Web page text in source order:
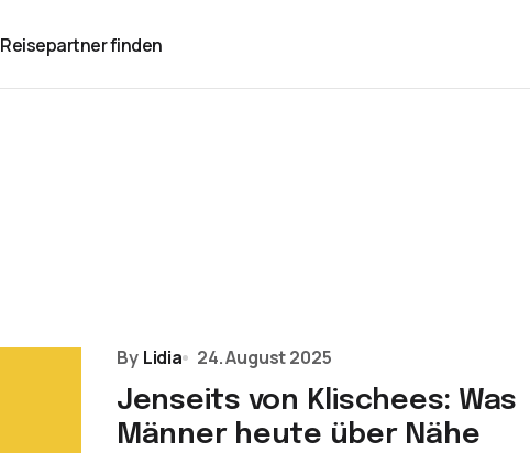
Reisepartner finden
By Lidia 24. August 2025
Jenseits von Klischees: Was
Männer heute über Nähe